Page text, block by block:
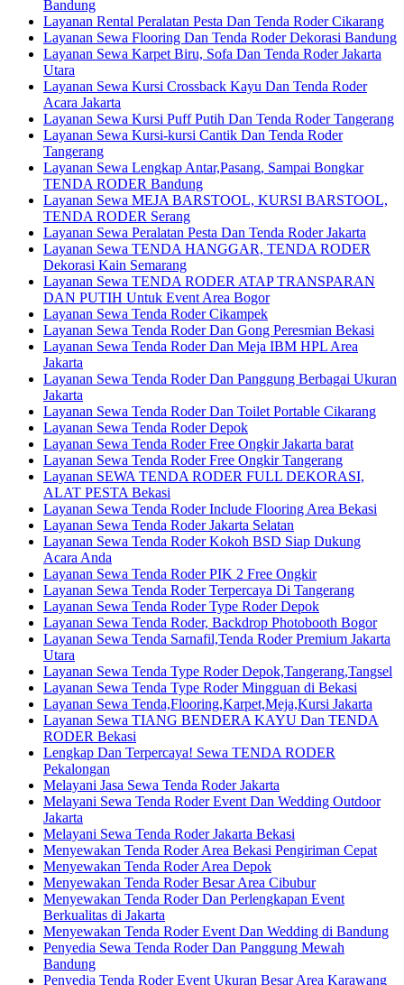
Bandung
Layanan Rental Peralatan Pesta Dan Tenda Roder Cikarang
Layanan Sewa Flooring Dan Tenda Roder Dekorasi Bandung
Layanan Sewa Karpet Biru, Sofa Dan Tenda Roder Jakarta
Utara
Layanan Sewa Kursi Crossback Kayu Dan Tenda Roder
Acara Jakarta
Layanan Sewa Kursi Puff Putih Dan Tenda Roder Tangerang
Layanan Sewa Kursi-kursi Cantik Dan Tenda Roder
Tangerang
Layanan Sewa Lengkap Antar,Pasang, Sampai Bongkar
TENDA RODER Bandung
Layanan Sewa MEJA BARSTOOL, KURSI BARSTOOL,
TENDA RODER Serang
Layanan Sewa Peralatan Pesta Dan Tenda Roder Jakarta
Layanan Sewa TENDA HANGGAR, TENDA RODER
Dekorasi Kain Semarang
Layanan Sewa TENDA RODER ATAP TRANSPARAN
DAN PUTIH Untuk Event Area Bogor
Layanan Sewa Tenda Roder Cikampek
Layanan Sewa Tenda Roder Dan Gong Peresmian Bekasi
Layanan Sewa Tenda Roder Dan Meja IBM HPL Area
Jakarta
Layanan Sewa Tenda Roder Dan Panggung Berbagai Ukuran
Jakarta
Layanan Sewa Tenda Roder Dan Toilet Portable Cikarang
Layanan Sewa Tenda Roder Depok
Layanan Sewa Tenda Roder Free Ongkir Jakarta barat
Layanan Sewa Tenda Roder Free Ongkir Tangerang
Layanan SEWA TENDA RODER FULL DEKORASI,
ALAT PESTA Bekasi
Layanan Sewa Tenda Roder Include Flooring Area Bekasi
Layanan Sewa Tenda Roder Jakarta Selatan
Layanan Sewa Tenda Roder Kokoh BSD Siap Dukung
Acara Anda
Layanan Sewa Tenda Roder PIK 2 Free Ongkir
Layanan Sewa Tenda Roder Terpercaya Di Tangerang
Layanan Sewa Tenda Roder Type Roder Depok
Layanan Sewa Tenda Roder, Backdrop Photobooth Bogor
Layanan Sewa Tenda Sarnafil,Tenda Roder Premium Jakarta
Utara
Layanan Sewa Tenda Type Roder Depok,Tangerang,Tangsel
Layanan Sewa Tenda Type Roder Mingguan di Bekasi
Layanan Sewa Tenda,Flooring,Karpet,Meja,Kursi Jakarta
Layanan Sewa TIANG BENDERA KAYU Dan TENDA
RODER Bekasi
Lengkap Dan Terpercaya! Sewa TENDA RODER
Pekalongan
Melayani Jasa Sewa Tenda Roder Jakarta
Melayani Sewa Tenda Roder Event Dan Wedding Outdoor
Jakarta
Melayani Sewa Tenda Roder Jakarta Bekasi
Menyewakan Tenda Roder Area Bekasi Pengiriman Cepat
Menyewakan Tenda Roder Area Depok
Menyewakan Tenda Roder Besar Area Cibubur
Menyewakan Tenda Roder Dan Perlengkapan Event
Berkualitas di Jakarta
Menyewakan Tenda Roder Event Dan Wedding di Bandung
Penyedia Sewa Tenda Roder Dan Panggung Mewah
Bandung
Penyedia Tenda Roder Event Ukuran Besar Area Karawang